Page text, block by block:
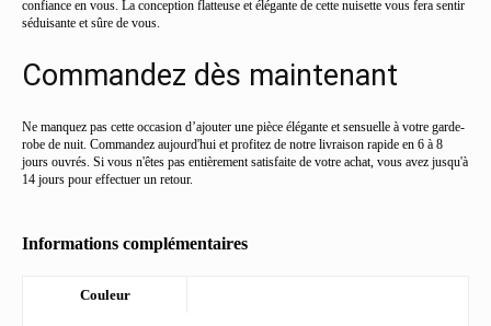
confiance en vous. La conception flatteuse et élégante de cette nuisette vous fera sentir
séduisante et sûre de vous.
Commandez dès maintenant
Ne manquez pas cette occasion d’ajouter une pièce élégante et sensuelle à votre garde-
robe de nuit. Commandez aujourd'hui et profitez de notre livraison rapide en 6 à 8
jours ouvrés. Si vous n'êtes pas entièrement satisfaite de votre achat, vous avez jusqu'à
14 jours pour effectuer un retour.
Informations complémentaires
Couleur